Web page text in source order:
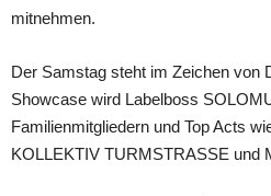
mitnehmen.
Der Samstag steht im Zeichen von
Showcase wird Labelboss
Familienmitgliedern und Top Acts
KOLLEKTIV TURMSTRASSE und